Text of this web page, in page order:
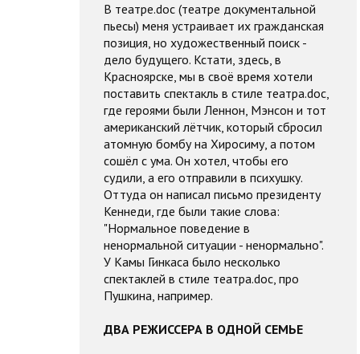
В театре.doc (театре документальной
пьесы) меня устраивает их гражданская
позиция, но художественный поиск -
дело будущего. Кстати, здесь, в
Красноярске, мы в своё время хотели
поставить спектакль в стиле театра.doc,
где героями были Леннон, Мэнсон и тот
американский лётчик, который сбросил
атомную бомбу на Хиросиму, а потом
сошёл с ума. Он хотел, чтобы его
судили, а его отправили в психушку.
Оттуда он написал письмо президенту
Кеннеди, где были такие слова:
"Нормальное поведение в
ненормальной ситуации - ненормально".
У Камы Гинкаса было несколько
спектаклей в стиле театра.doc, про
Пушкина, например.
ДВА РЕЖИССЕРА В ОДНОЙ СЕМЬЕ